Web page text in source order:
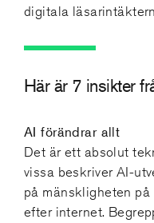
digitala
Här är 7 insikter
AI förändrar allt
Det är ett absolut
vissa beskriver AI-
på mänskligheten
efter internet.